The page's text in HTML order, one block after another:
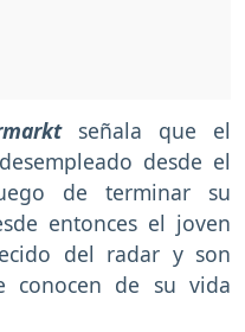
señala que el
desde el
de terminar su
entonces el joven
del radar y son
conocen de su vida